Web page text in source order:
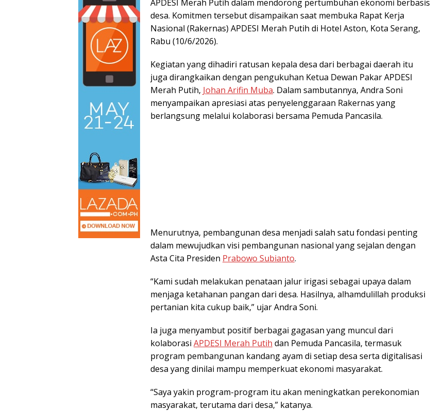
APDESI Merah Putih dalam mendorong pertumbuhan ekonomi berbasis
desa. Komitmen tersebut disampaikan saat membuka Rapat Kerja
Nasional (Rakernas) APDESI Merah Putih di Hotel Aston, Kota Serang,
Rabu (10/6/2026).
Kegiatan yang dihadiri ratusan kepala desa dari berbagai daerah itu
juga dirangkaikan dengan pengukuhan Ketua Dewan Pakar APDESI
Merah Putih, Johan Arifin Muba. Dalam sambutannya, Andra Soni
menyampaikan apresiasi atas penyelenggaraan Rakernas yang
berlangsung melalui kolaborasi bersama Pemuda Pancasila.
Menurutnya, pembangunan desa menjadi salah satu fondasi penting
dalam mewujudkan visi pembangunan nasional yang sejalan dengan
Asta Cita Presiden Prabowo Subianto.
“Kami sudah melakukan penataan jalur irigasi sebagai upaya dalam
menjaga ketahanan pangan dari desa. Hasilnya, alhamdulillah produksi
pertanian kita cukup baik,” ujar Andra Soni.
Ia juga menyambut positif berbagai gagasan yang muncul dari
kolaborasi APDESI Merah Putih dan Pemuda Pancasila, termasuk
program pembangunan kandang ayam di setiap desa serta digitalisasi
desa yang dinilai mampu memperkuat ekonomi masyarakat.
“Saya yakin program-program itu akan meningkatkan perekonomian
masyarakat, terutama dari desa,” katanya.